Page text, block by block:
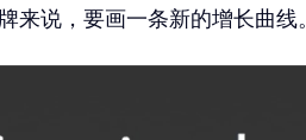
来说，要画一条新的增长曲线。